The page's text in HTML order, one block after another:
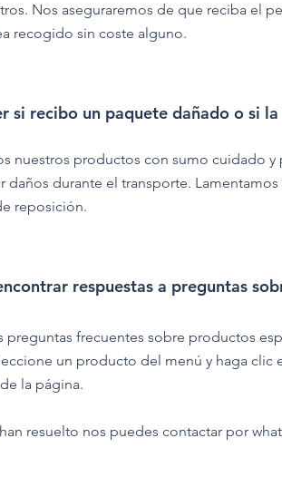
Nos aseguraremos de que reciba el
recogido sin coste alguno.
si recibo un paquete dañado o si
nuestros productos con sumo cuidado
daños durante el transporte.
reposición.
respuestas a preguntas
preguntas frecuentes sobre productos
un producto del menú y haga clic
la página.
resuelto nos puedes contactar por